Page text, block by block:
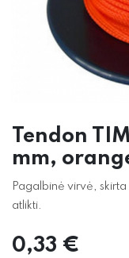
Tendon
mm,
Pagalbinė virvė,
atlikti.
0,33 €